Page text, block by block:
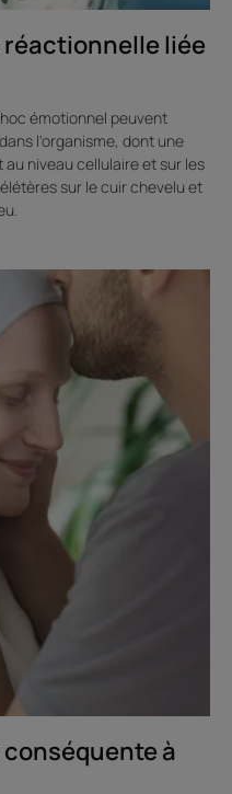
réactionnelle liée
émotionnel peuvent
l'organisme, dont une
niveau cellulaire et sur les
sur le cuir chevelu et
à